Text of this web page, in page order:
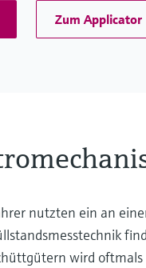
Zum Applicator
nutzten ein an
wird oftmals